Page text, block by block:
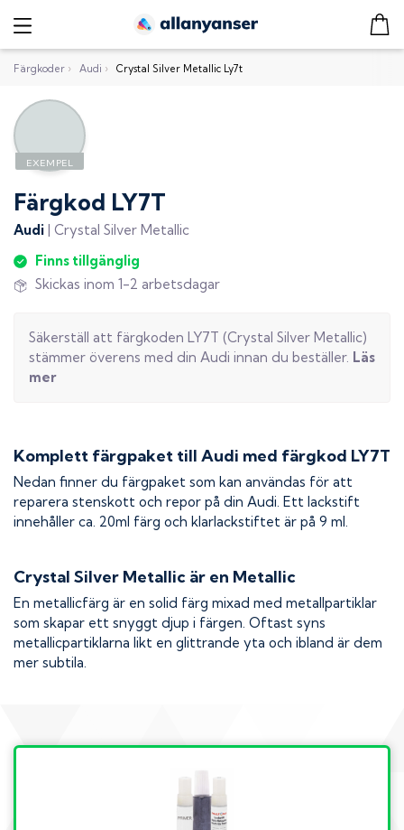
Färgkoder › Audi › Crystal Silver Metallic Ly7t
Färgkod LY7T
Audi | Crystal Silver Metallic
Finns tillgänglig
Skickas inom 1-2 arbetsdagar
Säkerställ att färgkoden LY7T (Crystal Silver Metallic)
stämmer överens med din Audi innan du beställer. Läs
mer
Komplett färgpaket till Audi med färgkod LY7T
Nedan finner du färgpaket som kan användas för att
reparera stenskott och repor på din Audi. Ett lackstift
innehåller ca. 20ml färg och klarlackstiftet är på 9 ml.
Crystal Silver Metallic är en Metallic
En metallicfärg är en solid färg mixad med metallpartiklar
som skapar ett snyggt djup i färgen. Oftast syns
metallicpartiklarna likt en glittrande yta och ibland är dem
mer subtila.